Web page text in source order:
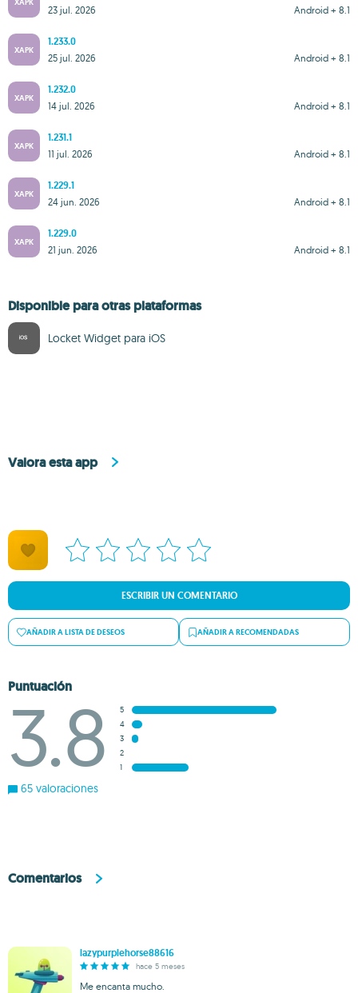
Android + 8.1
23 jul. 2026
XAPK
1.233.0
Android + 8.1
25 jul. 2026
XAPK
1.232.0
Android + 8.1
14 jul. 2026
XAPK
1.231.1
Android + 8.1
11 jul. 2026
XAPK
1.229.1
Android + 8.1
24 jun. 2026
XAPK
1.229.0
Android + 8.1
21 jun. 2026
Disponible para otras plataformas
Locket Widget para iOS
Valora esta app
ESCRIBIR UN COMENTARIO
AÑADIR A LISTA DE DESEOS AÑADIR A RECOMENDADAS
Puntuación
3.8
5
4
3
2
1
65 valoraciones
Comentarios
lazypurplehorse88616
hace 5 meses
Me encanta mucho.